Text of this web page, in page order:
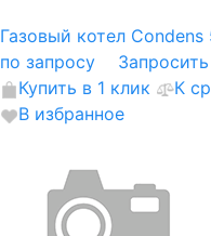
Газовый котел
по запросу
Купить в 1 клик
К
В избранное